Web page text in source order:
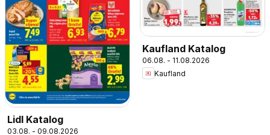
Lidl Katalog
03.08. - 09.08.2026
Kaufland Katalog
06.08. - 11.08.2026
Kaufland